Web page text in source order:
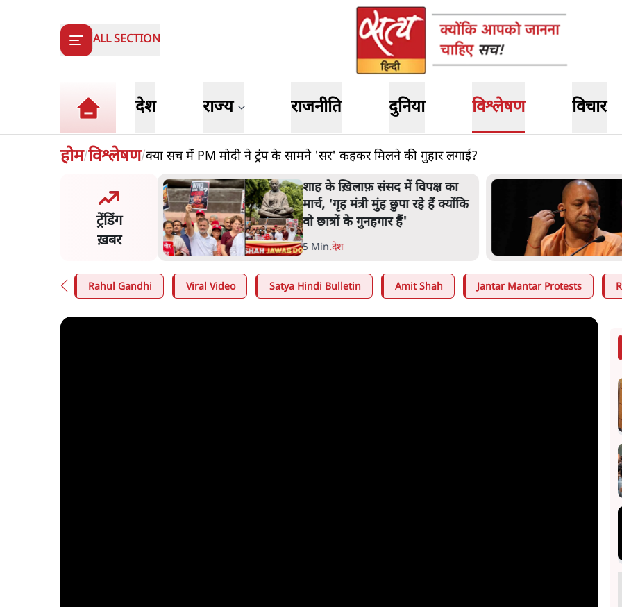
ALL SECTION
देश राज्य राजनीति दुनिया विश्लेषण विचार
होम/विश्लेषण/क्या सच में PM मोदी ने ट्रंप के सामने 'सर' कहकर मिलने की गुहार लगाई?
ट्रेंडिंग
ख़बर
शाह के संसद में आने पर
करे सरकार': राज्यसभा
शाह के ख़िलाफ़ संसद में विपक्ष का
मार्च, 'गृह मंत्री मुंह छुपा रहे हैं क्योंकि
वो छात्रों के गुनहगार हैं'
5 Min.देश
Rahul Gandhi Viral Video Satya Hindi Bulletin Amit Shah Jantar Mantar Protests